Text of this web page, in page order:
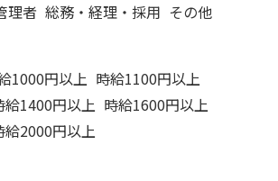
理者 総務・経理・採用 その他
1000円以上 時給1100円以上
給1400円以上 時給1600円以上
給2000円以上